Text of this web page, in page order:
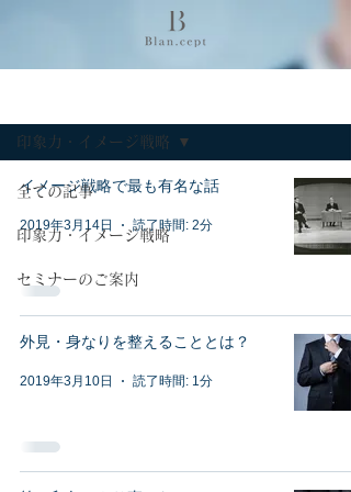
全ての記事
印象力・イメージ戦略
セミナーのご案内
印象力・イメージ戦略
イメージ戦略で最も有名な話
2019年3月14日 読了時間: 2分
外見・身なりを整えることとは？
2019年3月10日 読了時間: 1分